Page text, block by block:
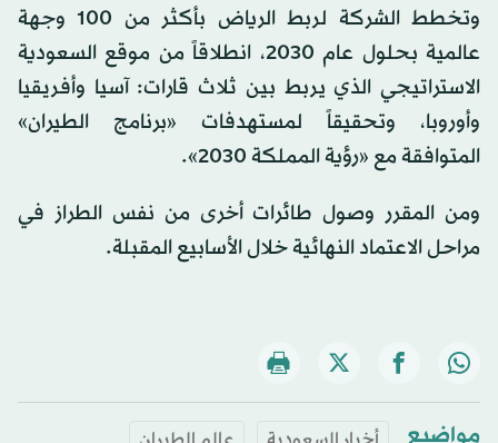
وتخطط الشركة لربط الرياض بأكثر من 100 وجهة
عالمية بحلول عام 2030، انطلاقاً من موقع السعودية
الاستراتيجي الذي يربط بين ثلاث قارات: آسيا وأفريقيا
وأوروبا، وتحقيقاً لمستهدفات «برنامج الطيران»
المتوافقة مع «رؤية المملكة 2030».
ومن المقرر وصول طائرات أخرى من نفس الطراز في
مراحل الاعتماد النهائية خلال الأسابيع المقبلة.
مواضيع